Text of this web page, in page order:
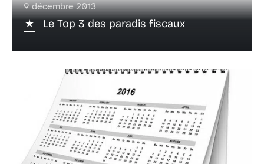
9 décembre 2013
Le Top 3 des paradis fiscaux